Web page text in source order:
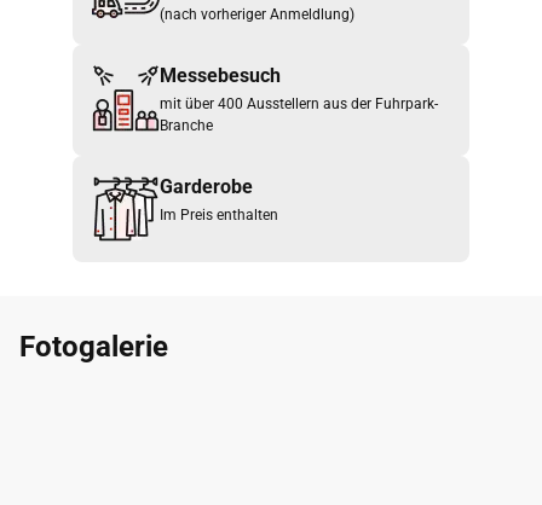
(nach vorheriger Anmeldlung)
Messebesuch
mit über 400 Ausstellern aus der Fuhrpark-
Branche
Garderobe
Im Preis enthalten
Fotogalerie